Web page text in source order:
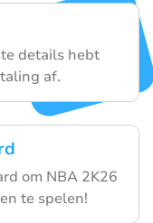
details hebt
af.
om NBA 2K26
te spelen!